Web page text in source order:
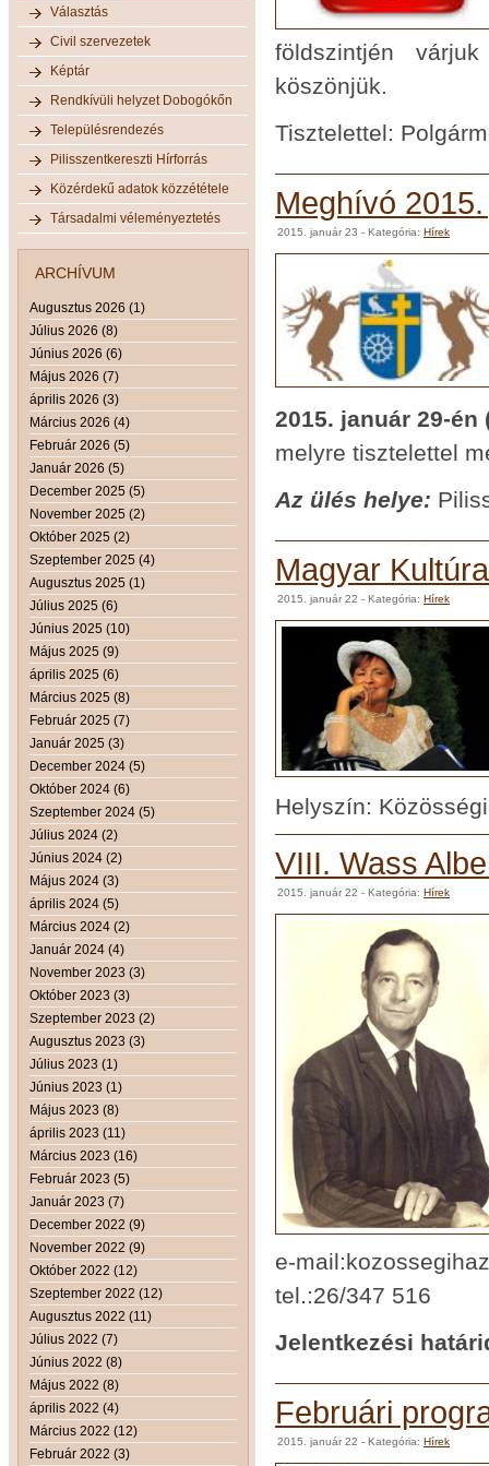
Választás
Civil szervezetek
Képtár
Rendkívüli helyzet Dobogókőn
Településrendezés
Pilisszentkereszti Hírforrás
Közérdekű adatok közzététele
Társadalmi véleményeztetés
ARCHÍVUM
Augusztus 2026 (1)
Július 2026 (8)
Június 2026 (6)
Május 2026 (7)
április 2026 (3)
Március 2026 (4)
Február 2026 (5)
Január 2026 (5)
December 2025 (5)
November 2025 (2)
Október 2025 (2)
Szeptember 2025 (4)
Augusztus 2025 (1)
Július 2025 (6)
Június 2025 (10)
Május 2025 (9)
április 2025 (6)
Március 2025 (8)
Február 2025 (7)
Január 2025 (3)
December 2024 (5)
Október 2024 (6)
Szeptember 2024 (5)
Július 2024 (2)
Június 2024 (2)
Május 2024 (3)
április 2024 (5)
Március 2024 (2)
Január 2024 (4)
November 2023 (3)
Október 2023 (3)
Szeptember 2023 (2)
Augusztus 2023 (3)
Július 2023 (1)
Június 2023 (1)
Május 2023 (8)
április 2023 (11)
Március 2023 (16)
Február 2023 (5)
Január 2023 (7)
December 2022 (9)
November 2022 (9)
Október 2022 (12)
Szeptember 2022 (12)
Augusztus 2022 (11)
Július 2022 (7)
Június 2022 (8)
Május 2022 (8)
április 2022 (4)
Március 2022 (12)
Február 2022 (3)
földszintjén
köszönjük.
Tisztelettel:
Meghívó
2015. január 23 - Kategória: Hírek
2015. január 29-
melyre tisztelettel
Az ülés helye:
Magyar
2015. január 22 - Kategória: Hírek
Helyszín:
VIII. Wass
2015. január 22 - Kategória: Hírek
e-
tel.:26/347 516
Jelentkezési
Februári
2015. január 22 - Kategória: Hírek